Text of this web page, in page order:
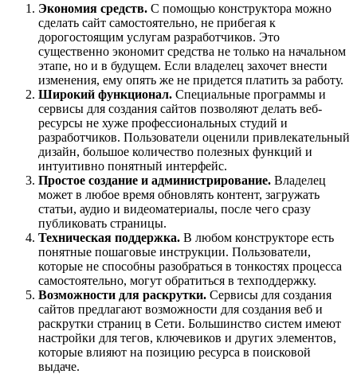
Экономия средств. С помощью конструктора можно
сделать сайт самостоятельно, не прибегая к
дорогостоящим услугам разработчиков. Это
существенно экономит средства не только на начальном
этапе, но и в будущем. Если владелец захочет внести
изменения, ему опять же не придется платить за работу.
Широкий функционал. Специальные программы и
сервисы для создания сайтов позволяют делать веб-
ресурсы не хуже профессиональных студий и
разработчиков. Пользователи оценили привлекательный
дизайн, большое количество полезных функций и
интуитивно понятный интерфейс.
Простое создание и администрирование. Владелец
может в любое время обновлять контент, загружать
статьи, аудио и видеоматериалы, после чего сразу
публиковать страницы.
Техническая поддержка. В любом конструкторе есть
понятные пошаговые инструкции. Пользователи,
которые не способны разобраться в тонкостях процесса
самостоятельно, могут обратиться в техподдержку.
Возможности для раскрутки. Сервисы для создания
сайтов предлагают возможности для создания веб и
раскрутки страниц в Сети. Большинство систем имеют
настройки для тегов, ключевиков и других элементов,
которые влияют на позицию ресурса в поисковой
выдаче.